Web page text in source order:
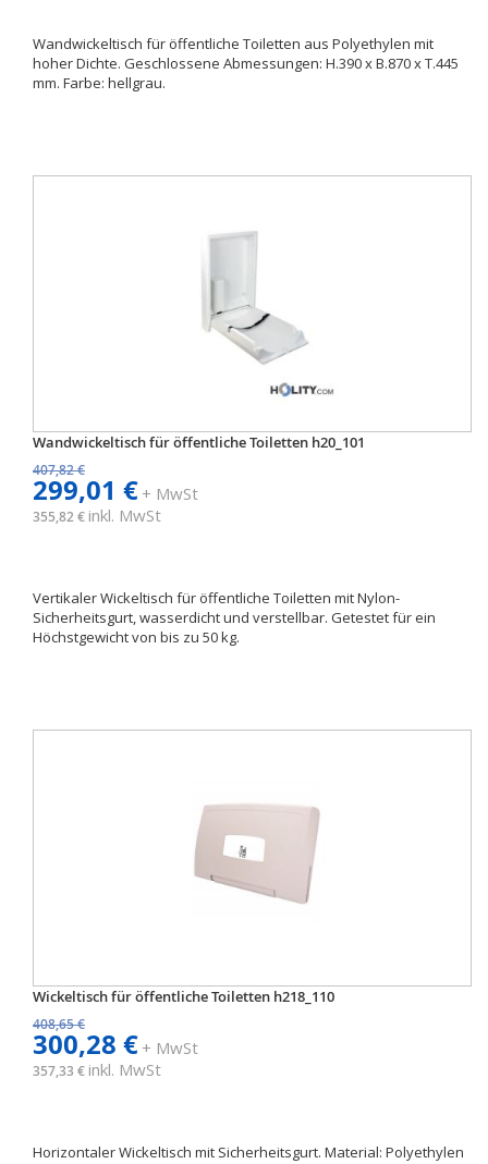
Wandwickeltisch für öffentliche Toiletten aus Polyethylen mit
hoher Dichte. Geschlossene Abmessungen: H.390 x B.870 x T.445
mm. Farbe: hellgrau.
Wandwickeltisch für öffentliche Toiletten h20_101
407,82 €
299,01 €+ MwSt
355,82 € inkl. MwSt
Vertikaler Wickeltisch für öffentliche Toiletten mit Nylon-
Sicherheitsgurt, wasserdicht und verstellbar. Getestet für ein
Höchstgewicht von bis zu 50 kg.
Wickeltisch für öffentliche Toiletten h218_110
408,65 €
300,28 €+ MwSt
357,33 € inkl. MwSt
Horizontaler Wickeltisch mit Sicherheitsgurt. Material: Polyethylen